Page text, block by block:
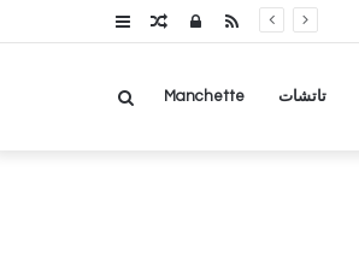
عمودمقالتسجيلRSS
تاتشات Manchette بحث